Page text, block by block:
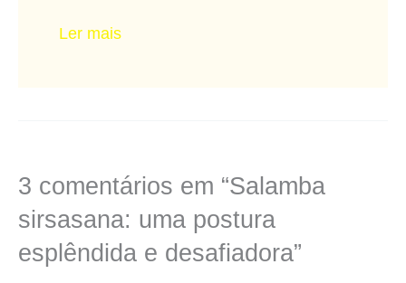
Ler mais
3 comentários em “Salamba
sirsasana: uma postura
esplêndida e desafiadora”